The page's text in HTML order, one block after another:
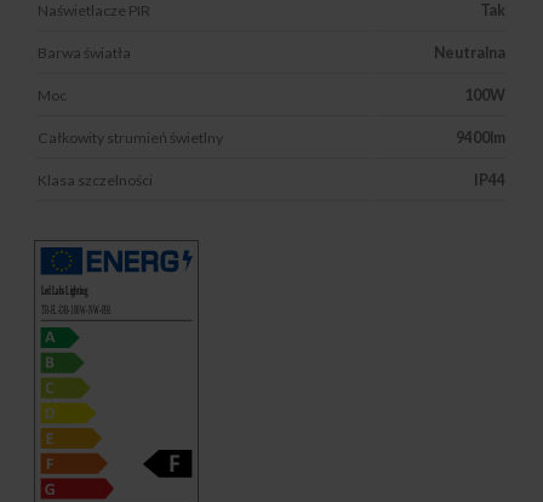
Naświetlacze PIR Tak
Barwa światła Neutralna
Moc 100W
Całkowity strumień świetlny 9400lm
Klasa szczelności IP44